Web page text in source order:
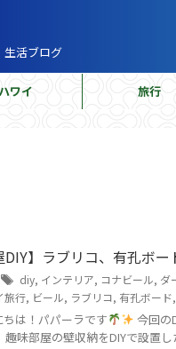
生活ブログ
ハワイ 旅行
DIY】ラブリコ、有孔ボ
diy, インテリア, コナビール, ダ
旅行, ビール, ラブリコ, 有孔ボード,
ちは！パパーラです
今回の
趣味部屋の壁収納をDIYで設置